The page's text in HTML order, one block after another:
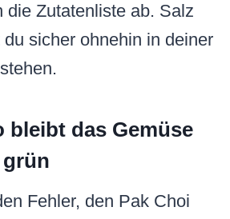
die Zutatenliste ab. Salz
sicher ohnehin in deiner
bleibt das Gemüse
Fehler, den Pak Choi